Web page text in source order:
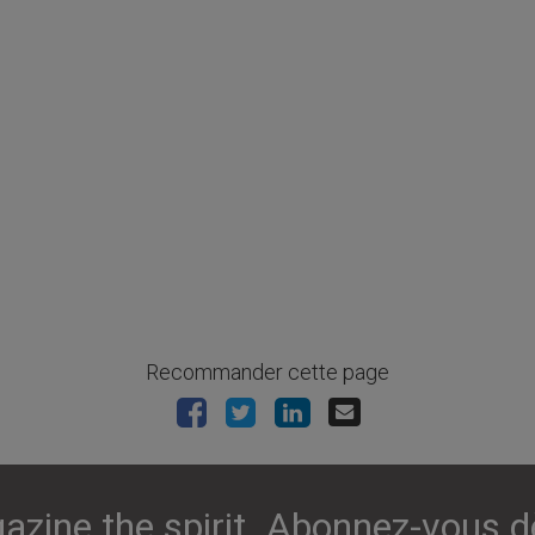
Recommander cette page